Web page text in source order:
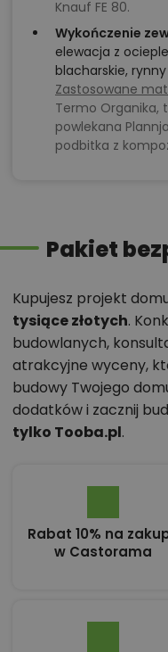
Knauf FE 80.
Wykończenie
elewacja z
blacharskie,
Zastosowane
Termo Organika,
powlekana
podbitka z
Pakiet
Kupujesz projekt
tysiące złotych.
budowlanych,
atrakcyjne wyceny,
budowy Twojego
dodatków i zacznij
tylko Tooba.pl.
Rabat 10% na
w Castorama